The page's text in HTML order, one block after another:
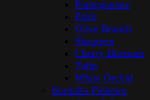
Pomegranate
Palm
Olive Branch
Shagreen
Cherry Blossom
Tulip
White Orchid
Bordallo Pinheiro